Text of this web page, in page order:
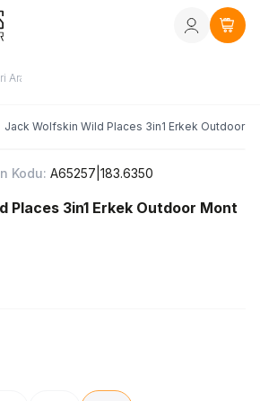
Kayıt Ol veya
Jack Wolfskin Wild Places 3in1 Erkek Outdoor
Kodu: A65257|183.6350
Places 3in1 Erkek Outdoor Mont